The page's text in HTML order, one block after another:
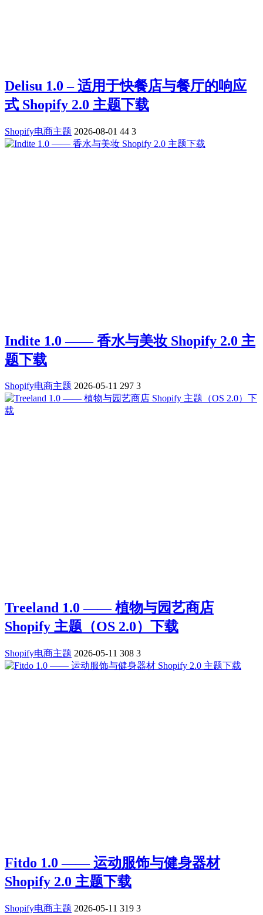
Delisu 1.0 – 适用于快餐店与餐厅的响应
式 Shopify 2.0 主题下载
Shopify电商主题 2026-08-01 44 3
Indite 1.0 —— 香水与美妆 Shopify 2.0 主
题下载
Shopify电商主题 2026-05-11 297 3
Treeland 1.0 —— 植物与园艺商店
Shopify 主题（OS 2.0）下载
Shopify电商主题 2026-05-11 308 3
Fitdo 1.0 —— 运动服饰与健身器材
Shopify 2.0 主题下载
Shopify电商主题 2026-05-11 319 3